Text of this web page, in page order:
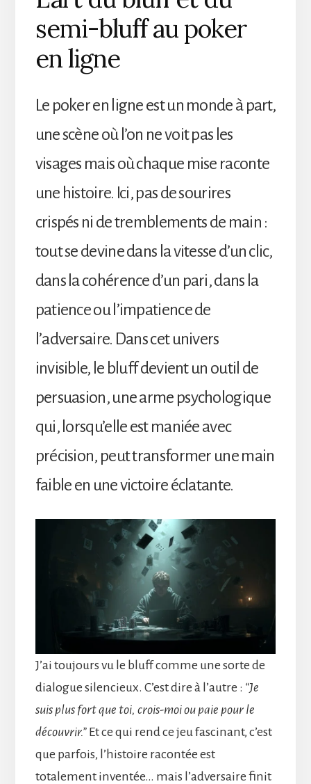
semi-bluff au poker
en ligne
Le poker en ligne est un monde à part,
une scène où l’on ne voit pas les
visages mais où chaque mise raconte
une histoire. Ici, pas de sourires
crispés ni de tremblements de main :
tout se devine dans la vitesse d’un clic,
dans la cohérence d’un pari, dans la
patience ou l’impatience de
l’adversaire. Dans cet univers
invisible, le bluff devient un outil de
persuasion, une arme psychologique
qui, lorsqu’elle est maniée avec
précision, peut transformer une main
faible en une victoire éclatante.
J’ai toujours vu le bluff comme une sorte de
dialogue silencieux. C’est dire à l’autre : “Je
suis plus fort que toi, crois-moi ou paie pour le
découvrir.”Et ce qui rend ce jeu fascinant, c’est
que parfois, l’histoire racontée est
totalement inventée… mais l’adversaire finit